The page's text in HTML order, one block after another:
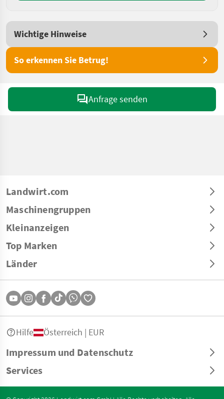
Wichtige Hinweise
So erkennen Sie Betrug!
Anfrage senden
Landwirt.com
Maschinengruppen
Kleinanzeigen
Top Marken
Länder
Impressum und Datenschutz
Services
Hilfe Österreich | EUR